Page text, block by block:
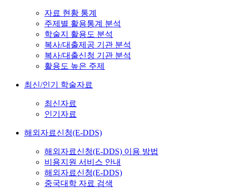
자료 현황 통계
주제별 활용통계 분석
학술지 활용도 분석
복사/대출제공 기관 분석
복사/대출신청 기관 분석
활용도 높은 주제
최신/인기 학술자료
최신자료
인기자료
해외자료신청(E-DDS)
해외자료신청(E-DDS) 이용 방법
비용지원 서비스 안내
해외자료신청(E-DDS)
중국대학 자료 검색